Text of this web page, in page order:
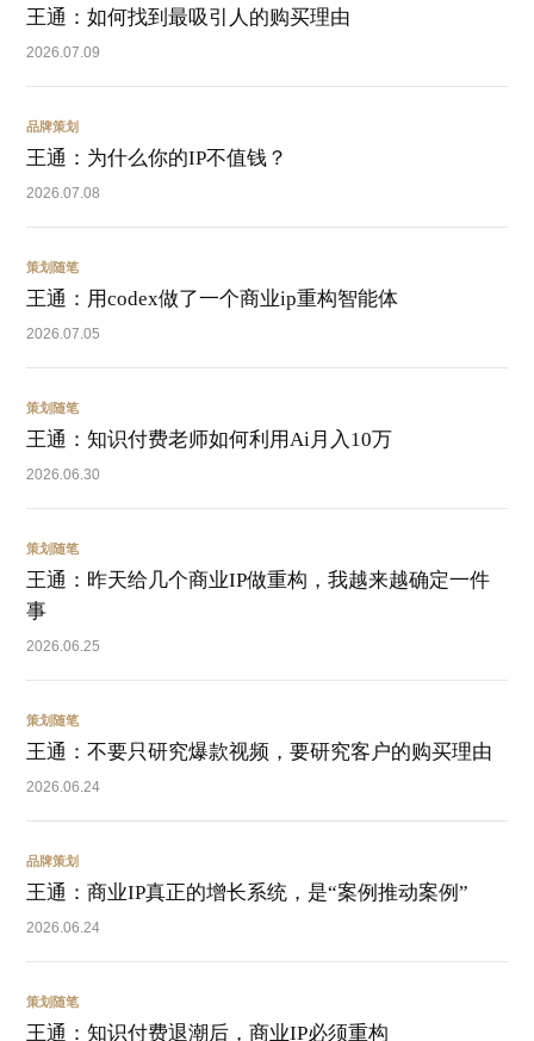
王通：如何找到最吸引人的购买理由
2026.07.09
品牌策划
王通：为什么你的IP不值钱？
2026.07.08
策划随笔
王通：用codex做了一个商业ip重构智能体
2026.07.05
策划随笔
王通：知识付费老师如何利用Ai月入10万
2026.06.30
策划随笔
王通：昨天给几个商业IP做重构，我越来越确定一件
事
2026.06.25
策划随笔
王通：不要只研究爆款视频，要研究客户的购买理由
2026.06.24
品牌策划
王通：商业IP真正的增长系统，是“案例推动案例”
2026.06.24
策划随笔
王通：知识付费退潮后，商业IP必须重构